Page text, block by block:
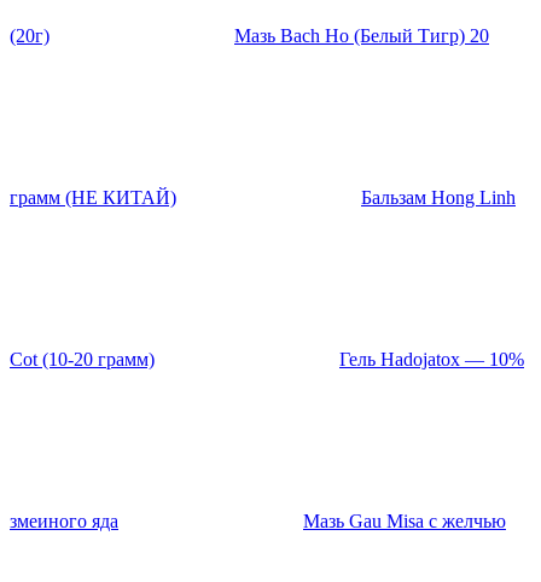
(20г) Мазь Bach Ho (Белый Тигр) 20
грамм (НЕ КИТАЙ) Бальзам Hong Linh
Cot (10-20 грамм) Гель Hadojatox — 10%
змеиного яда Мазь Gau Misa с желчью